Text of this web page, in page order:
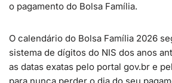
o pagamento do Bolsa Família.
O calendário do Bolsa Família 2026
sistema de dígitos do NIS dos anos
as datas exatas pelo portal gov.br e